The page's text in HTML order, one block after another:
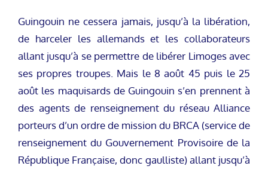
Guingouin ne cessera jamais, jusqu’à la libération,
de harceler les allemands et les collaborateurs
allant jusqu’à se permettre de libérer Limoges avec
ses propres troupes. Mais le 8 août 45 puis le 25
août les maquisards de Guingouin s’en prennent à
des agents de renseignement du réseau Alliance
porteurs d’un ordre de mission du BRCA (service de
renseignement du Gouvernement Provisoire de la
République Française, donc gaulliste) allant jusqu’à